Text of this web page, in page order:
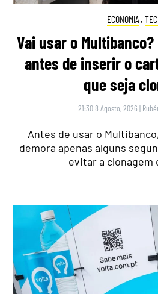
ECONOMIA ,
Vai usar o
antes de inserir o
que seja
21:30 8 Agosto, 2026 |
Antes de usar o
demora apenas alguns
evitar a clonagem